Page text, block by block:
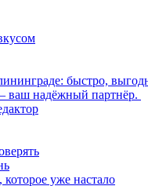
быстро,
надёжный партнёр.
уже настало